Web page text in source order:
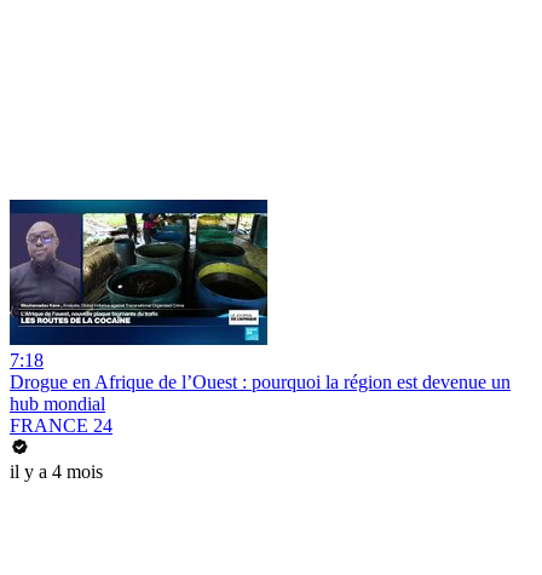
7:18
Drogue en Afrique de l’Ouest : pourquoi la région est devenue un
hub mondial
FRANCE 24
il y a 4 mois